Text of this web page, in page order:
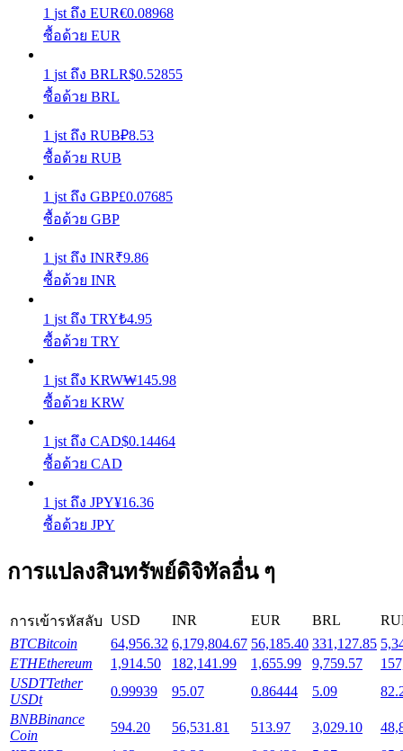
รับรางวัลการแข่งขันทุกวัน
การปักหลัก
ผลตอบแทนสูงและเข้าถึงได้ทันที
Launchpool
การล็อค BTR
1 jst ถึง EUR€0.08968
ซื้อด้วย EUR
1 jst ถึง BRLR$0.52855
ซื้อด้วย BRL
1 jst ถึง RUB₽8.53
ซื้อด้วย RUB
1 jst ถึง GBP£0.07685
ซื้อด้วย GBP
1 jst ถึง INR₹9.86
ซื้อด้วย INR
1 jst ถึง TRY₺4.95
ซื้อด้วย TRY
1 jst ถึง KRW₩145.98
ซื้อด้วย KRW
1 jst ถึง CAD$0.14464
ซื้อด้วย CAD
1 jst ถึง JPY¥16.36
ซื้อด้วย JPY
การแปลงสินทรัพย์ดิจิทัลอื่น ๆ
การเข้ารหัสลับ USD INR EUR BRL
BTCBitcoin 64,956.32 6,179,804.67 56,185.40 331,127.85
ETHEthereum 1,914.50 182,141.99 1,655.99 9,759.57
USDTTether
USDt
0.99939 95.07 0.86444 5.09
BNBBinance
Coin
594.20 56,531.81 513.97 3,029.10